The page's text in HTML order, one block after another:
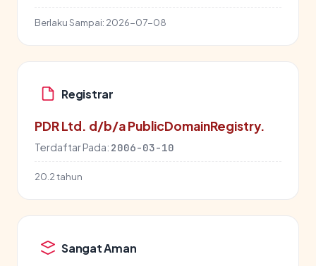
Berlaku Sampai: 2026-07-08
Registrar
PDR Ltd. d/b/a PublicDomainRegistry.
Terdaftar Pada: 2006-03-10
20.2 tahun
Sangat Aman